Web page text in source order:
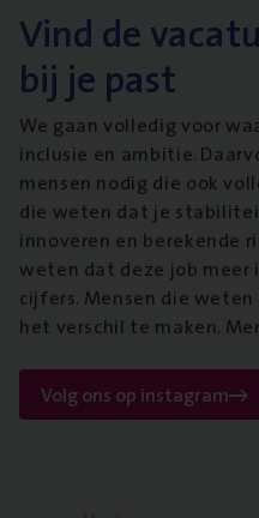
Vind de
bij je past
We gaan volledig voor
inclusie en ambitie.
mensen nodig die ook
die weten dat je
innoveren en berekende
weten dat deze job meer
cijfers. Mensen die
het verschil te maken.
Volg ons op instagram